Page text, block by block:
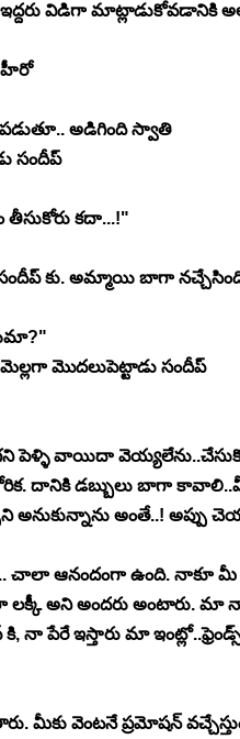
విడిగా మాట్లాడుకోవడానికి
హీరో
అడిగింది స్వాతి
సందీప్
కదా...!"
కు. అమ్మాయి బాగా నచ్చేసింది.
మొదలుపెట్టాడు సందీప్
పెళ్ళి వాయిదా
డబ్బులు బాగా
అంతే..! అప్పు
ఆనందంగా ఉంది. నాకూ మీ
లక్కీ అని అందరు అంటారు. మా
నా పేరే ఇస్తారు మా
మీకు వెంటనే ప్రమోషన్